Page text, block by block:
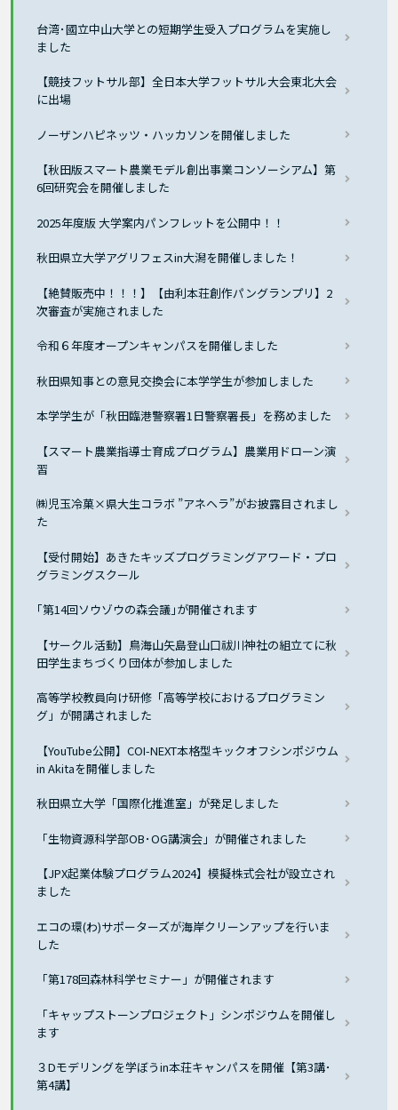
台湾･國立中山大学との短期学生受入プログラムを実施し
ました
【競技フットサル部】全日本大学フットサル大会東北大会
に出場
ノーザンハピネッツ・ハッカソンを開催しました
【秋田版スマート農業モデル創出事業コンソーシアム】第
6回研究会を開催しました
2025年度版 大学案内パンフレットを公開中！！
秋田県立大学アグリフェスin大潟を開催しました！
【絶賛販売中！！！】【由利本荘創作パングランプリ】2
次審査が実施されました
令和６年度オープンキャンパスを開催しました
秋田県知事との意見交換会に本学学生が参加しました
本学学生が「秋田臨港警察署1日警察署長」を務めました
【スマート農業指導士育成プログラム】農業用ドローン演
習
㈱児玉冷菓×県大生コラボ ”アネヘラ”がお披露目されまし
た
【受付開始】あきたキッズプログラミングアワード・プロ
グラミングスクール
｢第14回ソウゾウの森会議｣が開催されます
【サークル活動】鳥海山矢島登山口祓川神社の組立てに秋
田学生まちづくり団体が参加しました
高等学校教員向け研修「高等学校におけるプログラミン
グ」が開講されました
【YouTube公開】COI-NEXT本格型キックオフシンポジウム
in Akitaを開催しました
秋田県立大学「国際化推進室」が発足しました
「生物資源科学部OB･OG講演会」が開催されました
【JPX起業体験プログラム2024】模擬株式会社が設立され
ました
エコの環(わ)サポーターズが海岸クリーンアップを行いま
した
「第178回森林科学セミナー」が開催されます
「キャップストーンプロジェクト」シンポジウムを開催し
ます
３Dモデリングを学ぼうin本荘キャンパスを開催【第3講･
第4講】